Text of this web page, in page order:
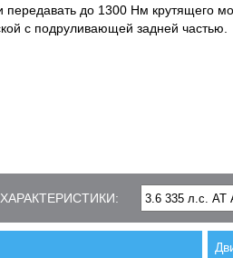
и передавать до 1300 Нм крутящего
с подруливающей задней частью.